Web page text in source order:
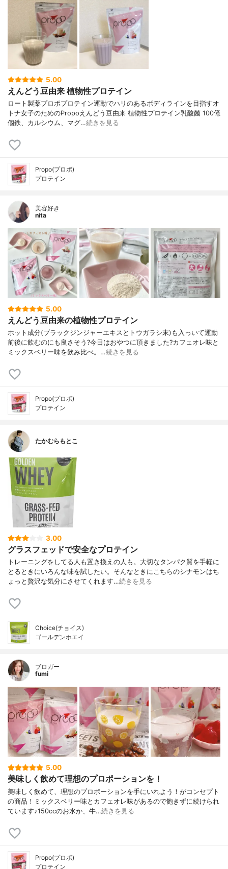
5.00
えんどう豆由来 植物性プロテイン
ロート製薬プロポプロテイン運動でハリのあるボディラインを目指すオ
トナ女子のためのPropoえんどう豆由来 植物性プロテイン乳酸菌 100億
個鉄、カルシウム、マグ…続きを見る
Propo(プロポ)
プロテイン
美容好き
nita
5.00
えんどう豆由来の植物性プロテイン
ホット成分(ブラックジンジャーエキスとトウガラシ末)も入っいて運動
前後に飲むのにも良さそう?今日はおやつに頂きました?カフェオレ味と
ミックスベリー味を飲み比べ。…続きを見る
Propo(プロポ)
プロテイン
たかむらもとこ
3.00
グラスフェッドで安全なプロテイン
トレーニングをしてる人も置き換えの人も。大切なタンパク質を手軽に
とるときにいろんな味を試したい。そんなときにこちらのシナモンはち
ょっと贅沢な気分にさせてくれます…続きを見る
Choice(チョイス)
ゴールデンホエイ
ブロガー
fumi
5.00
美味しく飲めて理想のプロポーションを！
美味しく飲めて、理想のプロポーションを手にいれよう！がコンセプト
の商品！ミックスベリー味とカフェオレ味があるので飽きずに続けられ
ています♪150ccのお水か、牛…続きを見る
Propo(プロポ)
プロテイン